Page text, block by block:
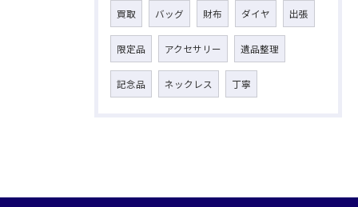
買取 バッグ 財布 ダイヤ 出張
限定品 アクセサリー 遺品整理
記念品 ネックレス 丁寧